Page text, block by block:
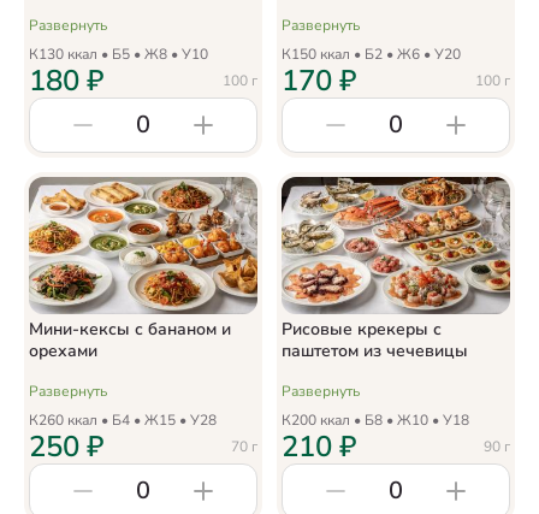
Развернуть
К130 ккал • Б5 • Ж8 • У10
100 г
180₽
0
Развернуть
К150 ккал • Б2 • Ж6 • У20
100 г
170₽
0
Мини-кексы с бананом и
орехами
Развернуть
К260 ккал • Б4 • Ж15 • У28
70 г
250₽
0
Рисовые крекеры с
паштетом из чечевицы
Развернуть
К200 ккал • Б8 • Ж10 • У18
90 г
210₽
0